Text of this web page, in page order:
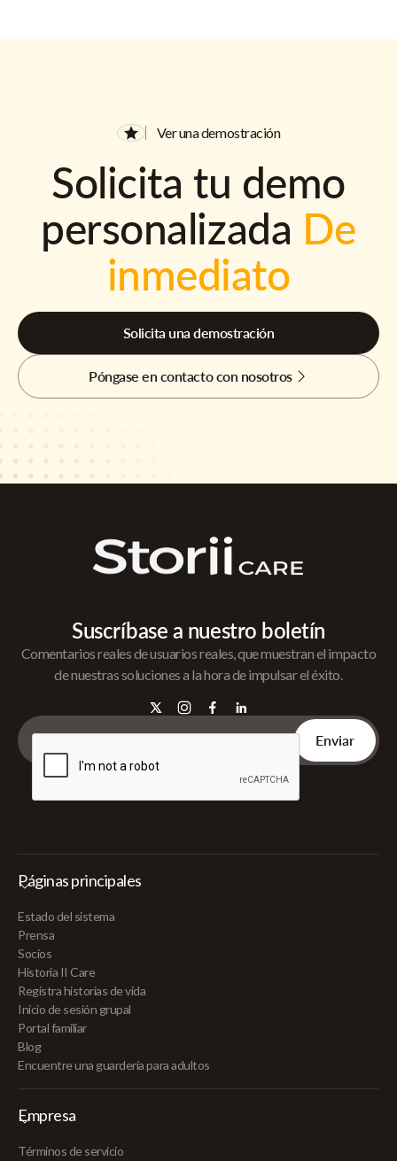
Ver una demostración
Solicita tu demo
personalizada De
inmediato
Solicita una demostración
Póngase en contacto con nosotros
Suscríbase a nuestro boletín
Comentarios reales de usuarios reales, que muestran el impacto
de nuestras soluciones a la hora de impulsar el éxito.
Páginas principales
Estado del sistema
Prensa
Socios
Historia II Care
Registra historias de vida
Inicio de sesión grupal
Portal familiar
Blog
Encuentre una guardería para adultos
Empresa
Términos de servicio